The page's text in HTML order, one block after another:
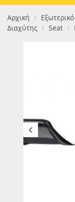
Αρχική /
Διαχύτης / Seat /